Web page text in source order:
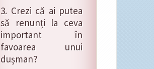
3. Crezi că ai putea
să renunți la ceva
important în
favoarea unui
dușman?